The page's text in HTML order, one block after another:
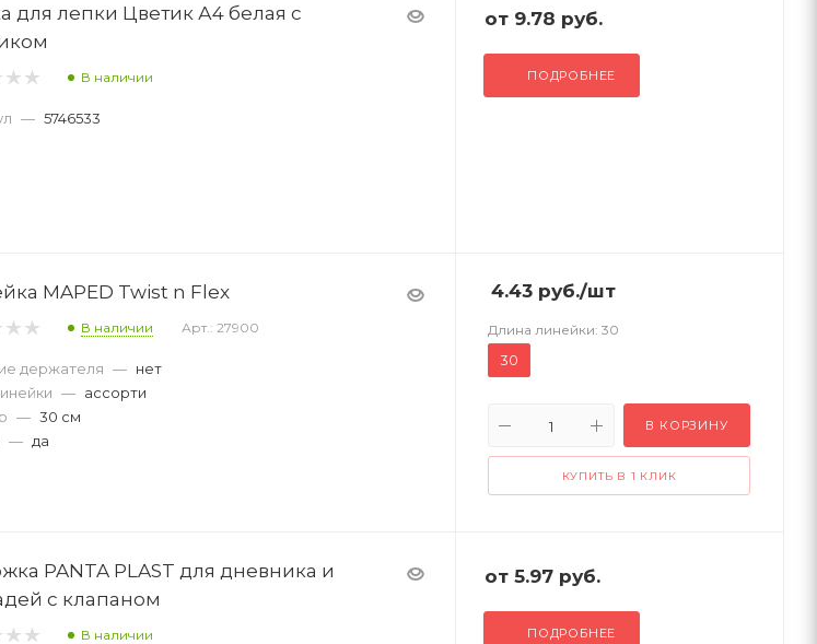
для лепки Цветик А4 белая с
В наличии
— 5746533
от 9.78 руб.
ПОДРОБНЕЕ
MAPED Twist n Flex
В наличии Арт.: 27900
держателя — нет
— ассорти
— 30 см
— да
4.43 руб./шт
Длина линейки: 30
30
В КОРЗИНУ
КУПИТЬ В 1 КЛИК
PANTA PLAST для дневника и
с клапаном
В наличии
от 5.97 руб.
ПОДРОБНЕЕ